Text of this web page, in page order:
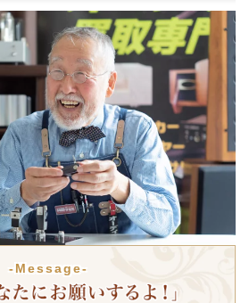
-Message-